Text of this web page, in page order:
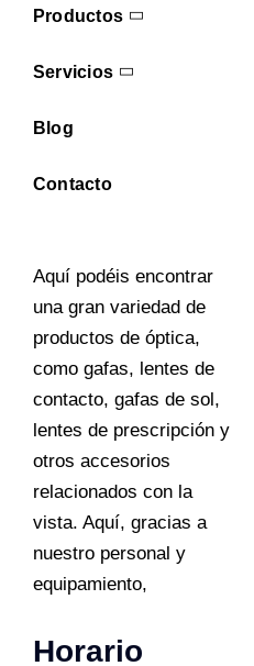
Productos
Servicios
Blog
Contacto
Aquí podéis encontrar
una gran variedad de
productos de óptica,
como gafas, lentes de
contacto, gafas de sol,
lentes de prescripción y
otros accesorios
relacionados con la
vista. Aquí, gracias a
nuestro personal y
equipamiento,
horario